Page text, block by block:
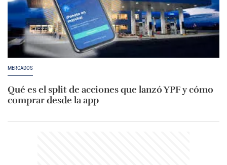
MERCADOS
Qué es el split de acciones que lanzó YPF y cómo
comprar desde la app